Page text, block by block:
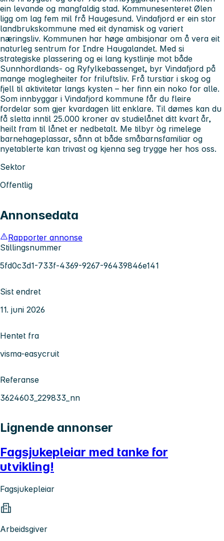
ein levande og mangfaldig stad. Kommunesenteret Ølen
ligg om lag fem mil frå Haugesund. Vindafjord er ein stor
landbrukskommune med eit dynamisk og variert
næringsliv. Kommunen har høge ambisjonar om å vera eit
naturleg sentrum for Indre Haugalandet. Med si
strategiske plassering og ei lang kystlinje mot både
Sunnhordlands- og Ryfylkebassenget, byr Vindafjord på
mange moglegheiter for friluftsliv. Frå turstiar i skog og
fjell til aktivitetar langs kysten – her finn ein noko for alle.
Som innbyggar i Vindafjord kommune får du fleire
fordelar som gjer kvardagen litt enklare. Til dømes kan du
få sletta inntil 25.000 kroner av studielånet ditt kvart år,
heilt fram til lånet er nedbetalt. Me tilbyr òg rimelege
barnehageplassar, sånn at både småbarnsfamiliar og
nyetablerte kan trivast og kjenna seg trygge her hos oss.
Sektor
Offentlig
Annonsedata
Rapporter annonse
Stillingsnummer
5fd0c3d1-733f-4369-9267-96439846e141
Sist endret
11. juni 2026
Hentet fra
visma-easycruit
Referanse
3624603_229833_nn
Lignende annonser
Fagsjukepleiar med tanke for
utvikling!
Fagsjukepleiar
Arbeidsgiver